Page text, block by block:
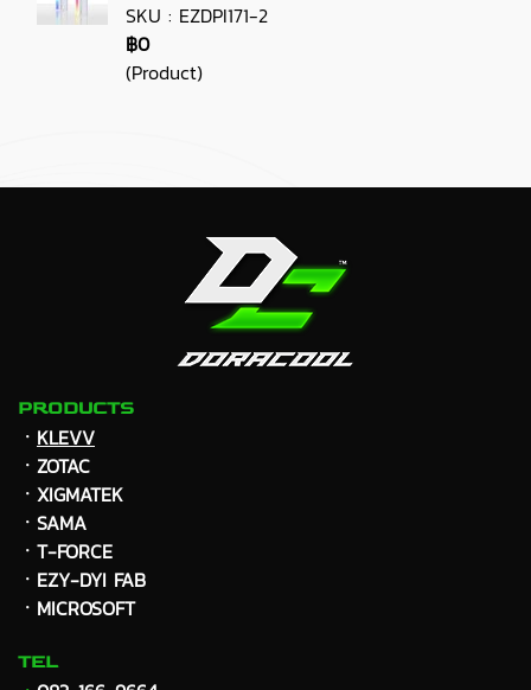
SKU : ‎EZDPI171-2
฿0
(Product)
PRODUCTS
ㆍ KLEVV
ㆍZOTAC
ㆍXIGMATEK
ㆍ SAMA
ㆍT-FORCE
ㆍEZY-DYI FAB
ㆍMICROSOFT
TEL